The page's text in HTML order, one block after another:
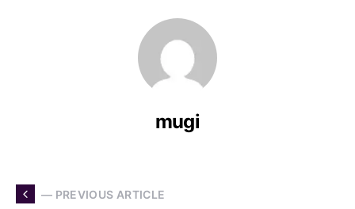
mugi
— PREVIOUS ARTICLE